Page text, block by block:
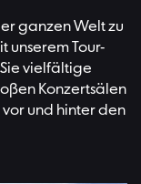
ganzen Welt zu
unserem Tour-
vielfältige
Konzertsälen
und hinter den